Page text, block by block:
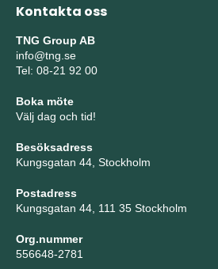
Kontakta oss
TNG Group AB
info@tng.se
Tel: 08-21 92 00
Boka möte
Välj dag och tid!
Besöksadress
Kungsgatan 44, Stockholm
Postadress
Kungsgatan 44, 111 35 Stockholm
Org.nummer
556648-2781